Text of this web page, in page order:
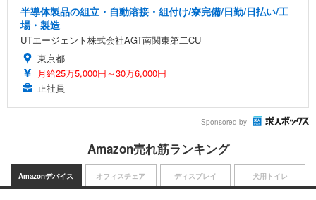
半導体製品の組立・自動溶接・組付け/寮完備/日勤/日払い/工
場・製造
UTエージェント株式会社AGT南関東第二CU
東京都
月給25万5,000円～30万6,000円
正社員
Sponsored by
Amazon売れ筋ランキング
Amazonデバイス オフィスチェア ディスプレイ 犬用トイレ